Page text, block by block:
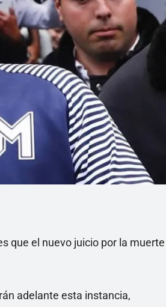
que el nuevo juicio por la muerte
adelante esta instancia,